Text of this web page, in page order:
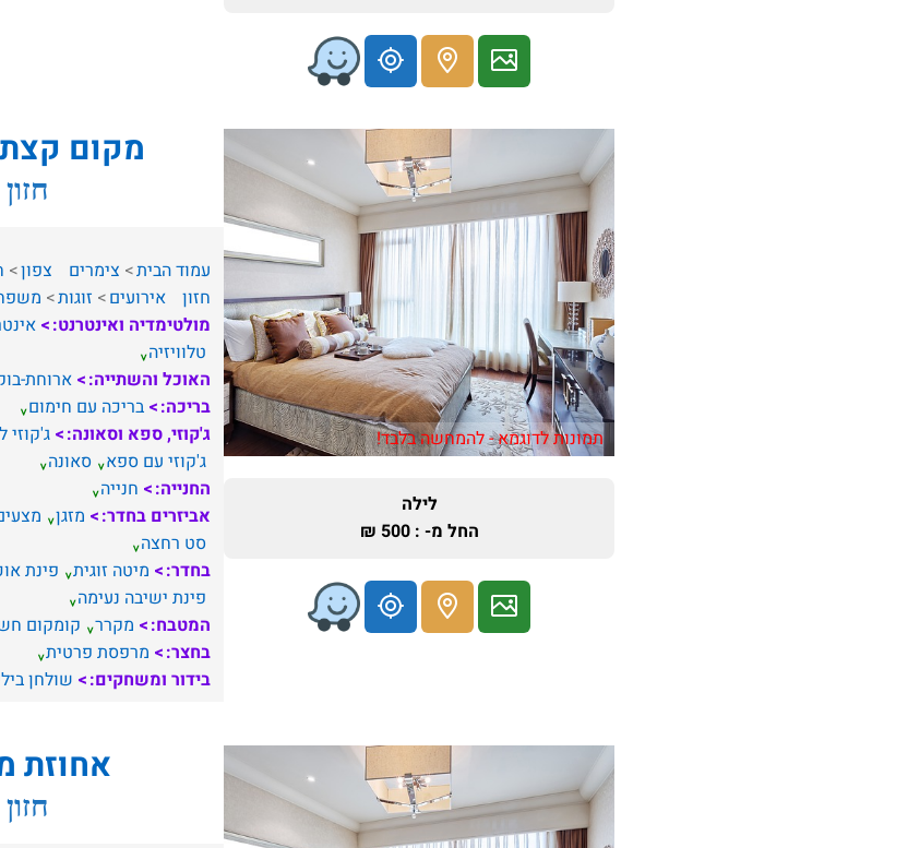
תמונות לדוגמא - להמחשה בלבד!
לילה
החל מ- : 500 ₪
מקום
חזון
עמוד הבית צימרים צפון
חזון
אירועים זוגות
מולטימדיה ואינטרנט:
טלוויזיה
האוכל והשתייה:
ארוחת-
בריכה:
בריכה עם חימום
ג'קוזי, ספא וסאונה:
ג'קוזי
ג'קוזי עם ספא סאונה
החנייה:
חנייה
אביזרים בחדר:
מזגן
סט רחצה
בחדר:
מיטה זוגית פינת
פינת ישיבה נעימה
המטבח:
מקרר קומקום
בחצר:
מרפסת פרטית
בידור ומשחקים:
שולחן
אחוזת
חזון